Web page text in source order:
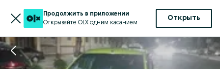
Продолжить в приложении
Открывайте OLX одним касанием
Открыть